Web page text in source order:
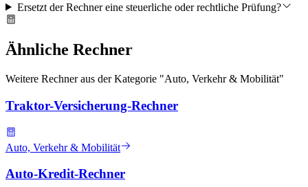
Ersetzt der Rechner eine steuerliche oder rechtliche Prüfung?
Ähnliche Rechner
Weitere Rechner aus der Kategorie "Auto, Verkehr & Mobilität"
Traktor-Versicherung-Rechner
Auto, Verkehr & Mobilität
Auto-Kredit-Rechner